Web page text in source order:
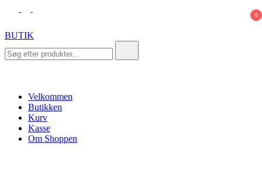
0
BUTIK
for:
Velkommen
Butikken
Kurv
Kasse
Om Shoppen